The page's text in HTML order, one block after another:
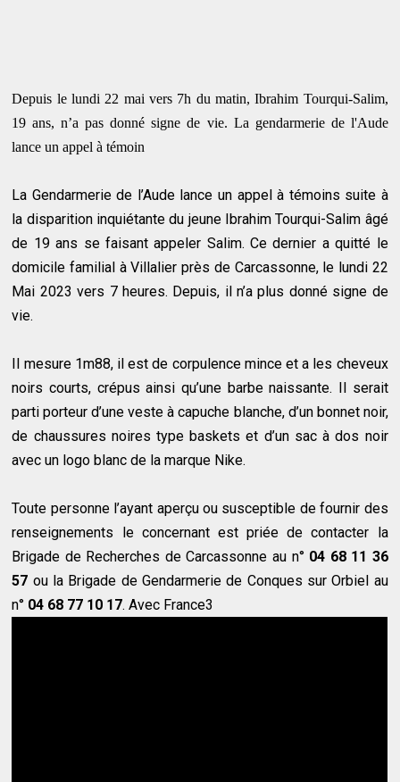
Depuis le lundi 22 mai vers 7h du matin, Ibrahim Tourqui-Salim,
19 ans, n’a pas donné signe de vie. La gendarmerie de l'Aude
lance un appel à témoin
La Gendarmerie de l’Aude lance un appel à témoins suite à
la disparition inquiétante du jeune Ibrahim Tourqui-Salim âgé
de 19 ans se faisant appeler Salim. Ce dernier a quitté le
domicile familial à Villalier près de Carcassonne, le lundi 22
Mai 2023 vers 7 heures. Depuis, il n’a plus donné signe de
vie.
Il mesure 1m88, il est de corpulence mince et a les cheveux
noirs courts, crépus ainsi qu’une barbe naissante. Il serait
parti porteur d’une veste à capuche blanche, d’un bonnet noir,
de chaussures noires type baskets et d’un sac à dos noir
avec un logo blanc de la marque Nike.
Toute personne l’ayant aperçu ou susceptible de fournir des
renseignements le concernant est priée de contacter la
Brigade de Recherches de Carcassonne au n° 04 68 11 36
57 ou la Brigade de Gendarmerie de Conques sur Orbiel au
n° 04 68 77 10 17. Avec France3